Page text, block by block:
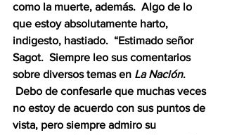
como la muerte, además.  Algo de lo
que estoy absolutamente harto,
indigesto, hastiado.  “Estimado señor
Sagot.  Siempre leo sus comentarios
sobre diversos temas en La Nación.
Debo de confesarle que muchas veces
no estoy de acuerdo con sus puntos de
vista, pero siempre admiro su